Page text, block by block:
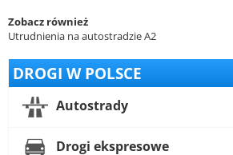
Zobacz również
Utrudnienia na autostradzie A2
DROGI W POLSCE
Autostrady
Drogi ekspresowe